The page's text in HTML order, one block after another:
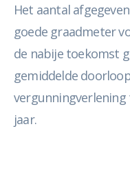
Het aantal
goede graadmeter
de nabije toekomst
gemiddelde
jaar.